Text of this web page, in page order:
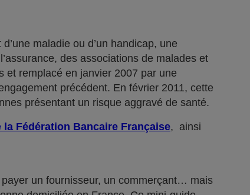
maladie ou d’un handicap, une
des associations de malades et
et remplacé en janvier 2007 par une
précédent. En février 2011, cette
présentant un risque aggravé de santé.
la Fédération Bancaire Française, ainsi
un fournisseur, un commerçant… mais